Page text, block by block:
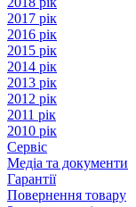
2017 рік
2016 рік
2015 рік
2014 рік
2013 рік
2012 рік
2011 рік
2010 рік
Сервіс
Медіа та документи
Гарантії
Повернення товару